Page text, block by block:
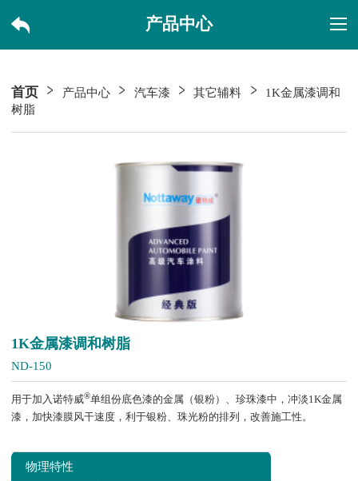
产品中心
首页 产品中心 汽车漆 其它辅料
1K金属漆调和
树脂
1K金属漆调和树脂
ND-150
用于加入诺特威®单组份底色漆的金属（银粉）、珍珠漆中，冲淡1K金属
漆，加快漆膜风干速度，利于银粉、珠光粉的排列，改善施工性。
物理特性